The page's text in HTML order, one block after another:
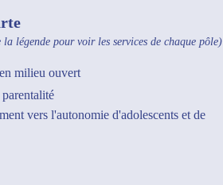
légende pour voir les services de chaque pôle)
milieu ouvert
vers l'autonomie d'adolescents et de